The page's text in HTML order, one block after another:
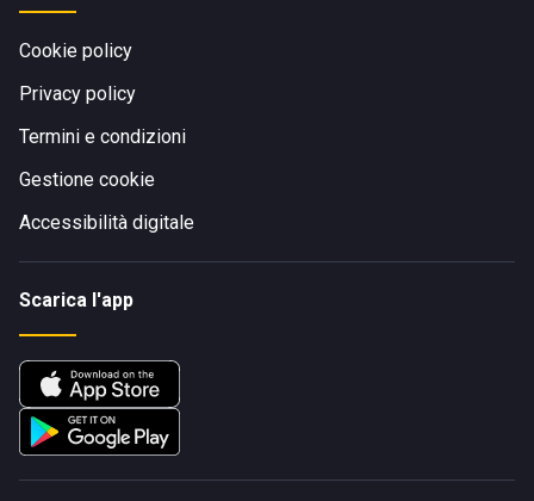
Cookie policy
Privacy policy
Termini e condizioni
Gestione cookie
Accessibilità digitale
Scarica l'app